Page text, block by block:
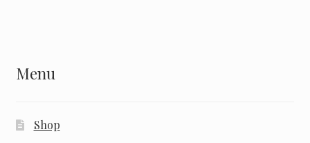
Menu
Shop